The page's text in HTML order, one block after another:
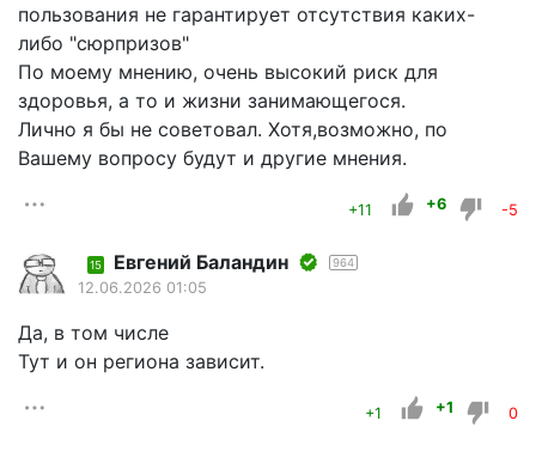
пользования не гарантирует отсутствия каких-
либо "сюрпризов"
По моему мнению, очень высокий риск для
здоровья, а то и жизни занимающегося.
Лично я бы не советовал. Хотя,возможно, по
Вашему вопросу будут и другие мнения.
+11 +6 -5
15 Евгений Баландин 964
12.06.2026 01:05
Да, в том числе
Тут и он региона зависит.
+1 +1 0